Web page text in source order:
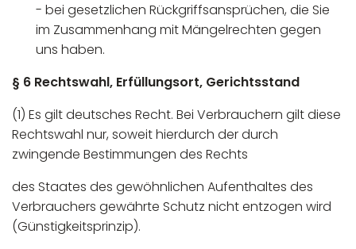
- bei gesetzlichen Rückgriffsansprüchen, die Sie
im Zusammenhang mit Mängelrechten gegen
uns haben.
§ 6 Rechtswahl, Erfüllungsort, Gerichtsstand
(1) Es gilt deutsches Recht. Bei Verbrauchern gilt diese
Rechtswahl nur, soweit hierdurch der durch
zwingende Bestimmungen des Rechts
des Staates des gewöhnlichen Aufenthaltes des
Verbrauchers gewährte Schutz nicht entzogen wird
(Günstigkeitsprinzip).